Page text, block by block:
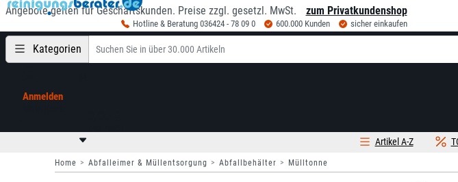
Angebote gelten für Geschäftskunden. Preise zzgl. gesetzl. MwSt. zum Privatkundenshop
Hotline & Beratung 036424 - 78 09 0 600.000 Kunden sicher einkaufen
Kategorien
Anmelden
Artikel A-Z
Home Abfalleimer & Müllentsorgung Abfallbehälter Mülltonne